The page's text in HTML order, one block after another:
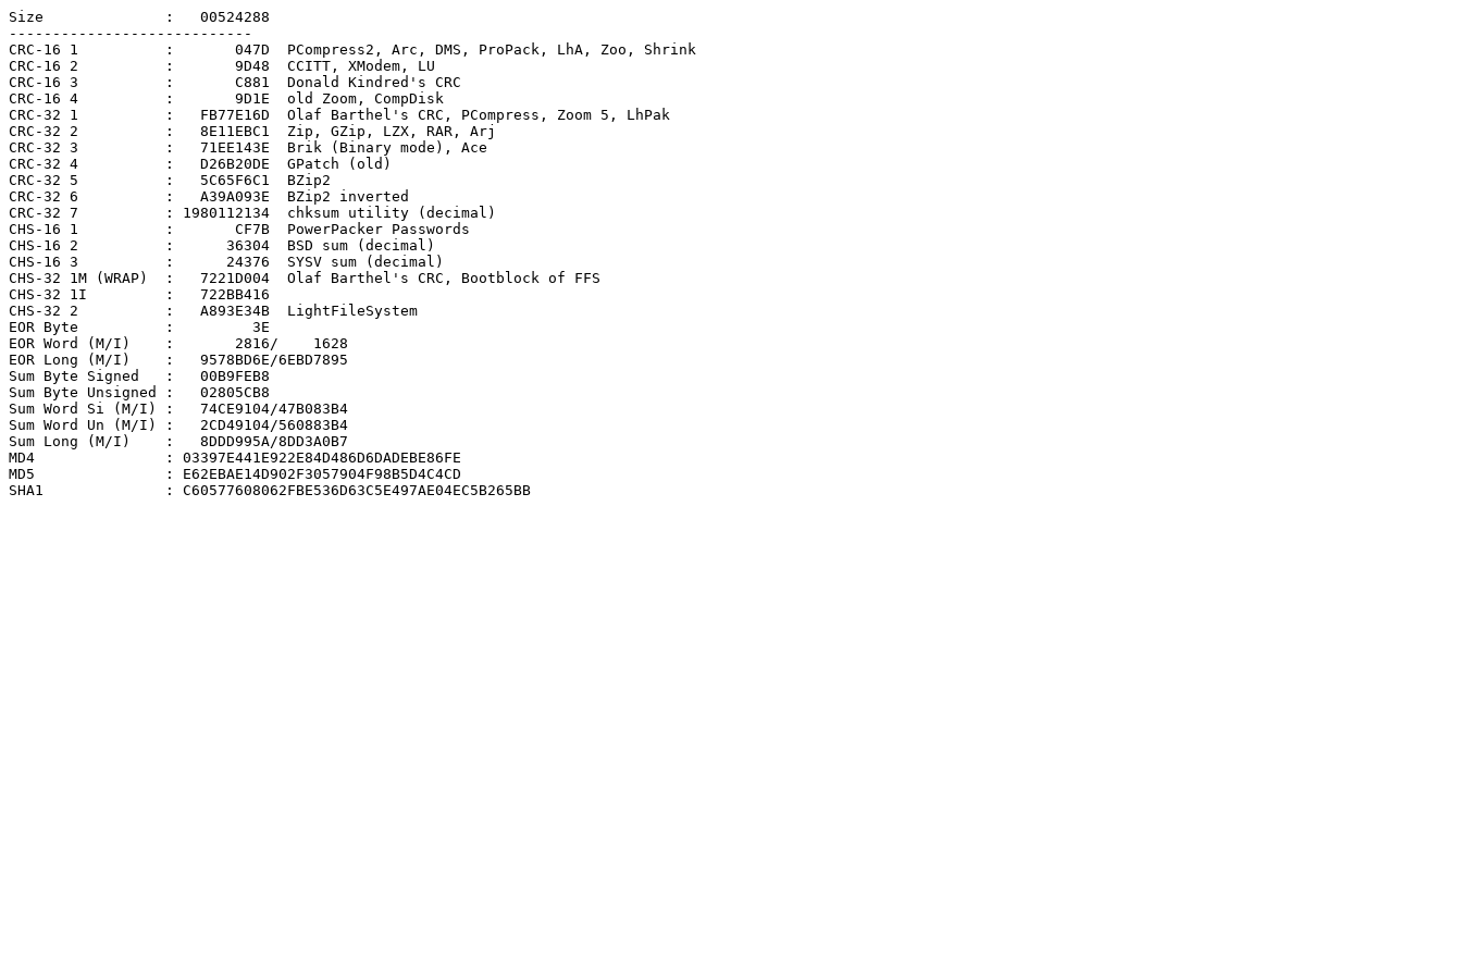
Size              :   00524288
----------------------------
CRC-16 1          :       047D  PCompress2, Arc, DMS, ProPack, LhA, Zoo, Shrink
CRC-16 2          :       9D48  CCITT, XModem, LU
CRC-16 3          :       C881  Donald Kindred's CRC
CRC-16 4          :       9D1E  old Zoom, CompDisk
CRC-32 1          :   FB77E16D  Olaf Barthel's CRC, PCompress, Zoom 5, LhPak
CRC-32 2          :   8E11EBC1  Zip, GZip, LZX, RAR, Arj
CRC-32 3          :   71EE143E  Brik (Binary mode), Ace
CRC-32 4          :   D26B20DE  GPatch (old)
CRC-32 5          :   5C65F6C1  BZip2
CRC-32 6          :   A39A093E  BZip2 inverted
CRC-32 7          : 1980112134  chksum utility (decimal)
CHS-16 1          :       CF7B  PowerPacker Passwords
CHS-16 2          :      36304  BSD sum (decimal)
CHS-16 3          :      24376  SYSV sum (decimal)
CHS-32 1M (WRAP)  :   7221D004  Olaf Barthel's CRC, Bootblock of FFS
CHS-32 1I         :   722BB416
CHS-32 2          :   A893E34B  LightFileSystem
EOR Byte          :         3E
EOR Word (M/I)    :       2816/    1628
EOR Long (M/I)    :   9578BD6E/6EBD7895
Sum Byte Signed   :   00B9FEB8
Sum Byte Unsigned :   02805CB8
Sum Word Si (M/I) :   74CE9104/47B083B4
Sum Word Un (M/I) :   2CD49104/560883B4
Sum Long (M/I)    :   8DDD995A/8DD3A0B7
MD4               : 03397E441E922E84D486D6DADEBE86FE
MD5               : E62EBAE14D902F3057904F98B5D4C4CD